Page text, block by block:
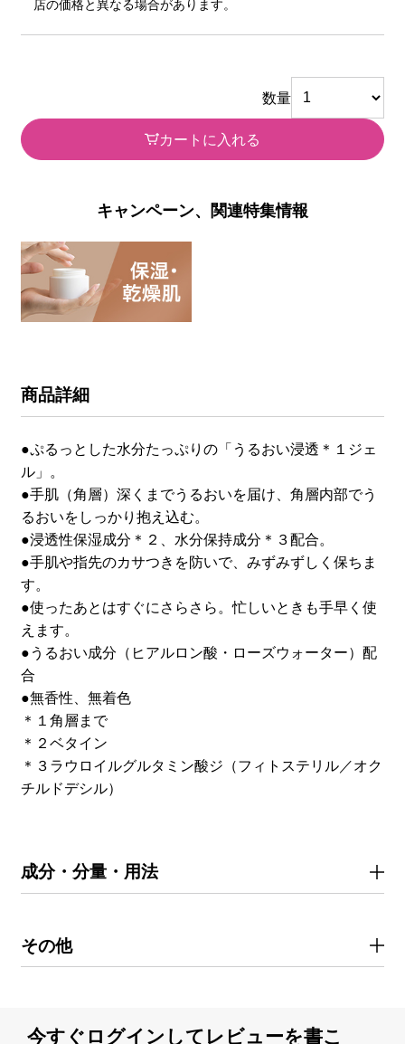
店の価格と異なる場合があります。
数量
カートに入れる
キャンペーン、関連特集情報
商品詳細
●ぷるっとした水分たっぷりの「うるおい浸透＊１ジェ
ル」。
●手肌（角層）深くまでうるおいを届け、角層内部でう
るおいをしっかり抱え込む。
●浸透性保湿成分＊２、水分保持成分＊３配合。
●手肌や指先のカサつきを防いで、みずみずしく保ちま
す。
●使ったあとはすぐにさらさら。忙しいときも手早く使
えます。
●うるおい成分（ヒアルロン酸・ローズウォーター）配
合
●無香性、無着色
＊１角層まで
＊２ベタイン
＊３ラウロイルグルタミン酸ジ（フィトステリル／オク
チルドデシル）
成分・分量・用法
その他
今すぐログインしてレビューを書こ